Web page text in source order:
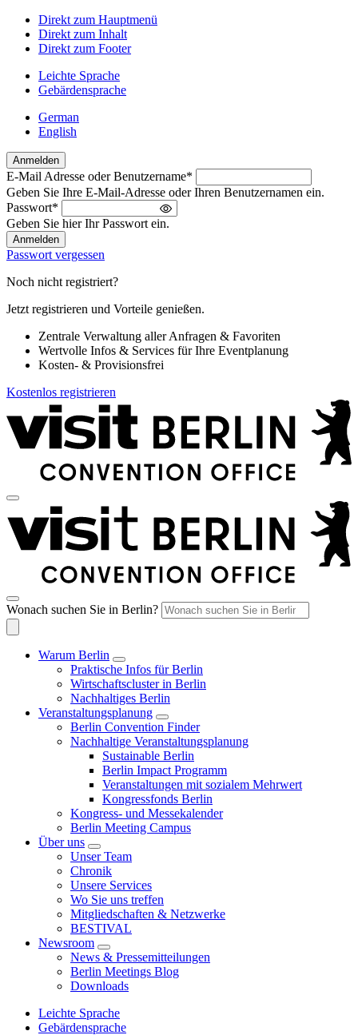
Direkt zum Hauptmenü
Direkt zum Inhalt
Direkt zum Footer
Leichte Sprache
Gebärdensprache
German
English
Anmelden
Willkommen
zurück!
Bitte
melden
Sie
sich
an
E-Mail Adresse oder Benutzername*
Geben Sie Ihre E-Mail-Adresse oder Ihren Benutzernamen ein.
Passwort*
Geben Sie hier Ihr Passwort ein.
Passwort vergessen
Noch nicht registriert?
Jetzt registrieren und Vorteile genießen.
Zentrale Verwaltung aller Anfragen & Favoriten
Wertvolle Infos & Services für Ihre Eventplanung
Kosten- & Provisionsfrei
Kostenlos registrieren
Wonach suchen Sie in Berlin?
Warum Berlin
Praktische Infos für Berlin
Wirtschaftscluster in Berlin
Nachhaltiges Berlin
Veranstaltungsplanung
Berlin Convention Finder
Nachhaltige Veranstaltungsplanung
Sustainable Berlin
Berlin Impact Programm
Veranstaltungen mit sozialem Mehrwert
Kongressfonds Berlin
Kongress- und Messekalender
Berlin Meeting Campus
Über uns
Unser Team
Chronik
Unsere Services
Wo Sie uns treffen
Mitgliedschaften & Netzwerke
BESTIVAL
Newsroom
News & Pressemitteilungen
Berlin Meetings Blog
Downloads
Leichte Sprache
Gebärdensprache